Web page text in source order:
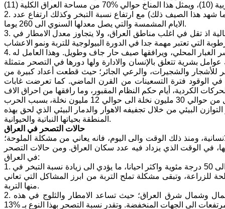
2. ارتفاع درجات الحرارة في الصيف التي تصل احيانا الى أكثر من 50 درجة مئوية (كما شهد هذا الصيف ذلك) مع ارتفاع نسبة التبخر وكذلك ارتفاع عدد
الايام المشمسة والتي يصل معدلها السنوي الى 260 يوما.
3. هبوط نسبة تساقط الامطا، وتفاوت كمياتها بين 5 - 15 سم، متأثرة بنسبة التبخر العالية اذ تقل في اغلب مناطق العراق، ولا يتجاوز معدل الامطار في
4. الرياح السائدة في العراق هي الرياح الشمالية الغربية الجافة والحارة وتعمل على نشر الغبار المحلي، ويرافقها صيف حار جاف وطويل. وهذا العامل له
بشرية تتعلق بالإنسان والادارة ولها دورها في التصحر متمثلة
للأشجار والشجيرات، والرعي الجائر؛ حيث قطعت أعداد كبيرة من
في الوقود فترة التسعينات من القرن الماضي. كما تعرضت غابات
الكردية، أيام حكم النظام المقبور، وما رافقها من احراق الاف
القرى؛ حيث تراجعت مساحات الغابات في فترة وجيزة. كذلك تراجعت اعداد النخيل من حوالي 30 مليون نخلة الى حوالي 12 مليون نخلة، بسبب الحرب
البيئي من خلال تجفيفه الاهوار والدمار البيئي الذي لحق بهذه
المنطقة بحياتها النباتية والحيوانية.
حالات التصحر في العراق
ومنذ ذلك الوقت والى اليوم، فانه يعاني من مشكلة الملوحة؛
في الوقت الذي يزداد فيه عدد سكان العراق. ومن حالات التصحر
في العراق:
1. تملح التربة: بسبب ارتفاع درجات الحرارة وخاصة في فصل الصيف، والتي قد تصل الى 50 درجة مئوية واكثر احيانا، ما يؤدي الى زيادة نسبة التبخر في
للزراعة، وتبقى مشكلة تملح التربة من ابرز المشاكل التي تعاني
منها التربة.
2. انجراف التربة: ويظهر انجراف التربة في المناطق الجبلية الشديدة الانحدار في شمال وشمال شرق العراق؛ حيث تساعد الامطار والثلوج في هذه